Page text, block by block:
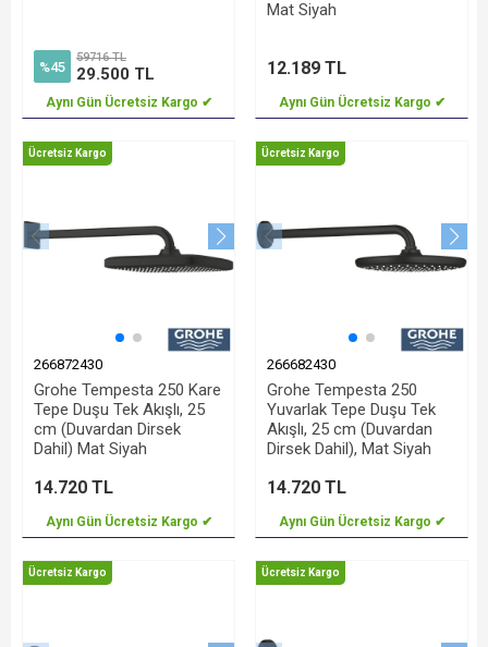
%45
59716 TL
29.500 TL
Aynı Gün Ücretsiz Kargo ✔
Mat Siyah
12.189 TL
Aynı Gün Ücretsiz Kargo ✔
Ücretsiz Kargo
266872430
Grohe Tempesta 250 Kare
Tepe Duşu Tek Akışlı, 25
cm (Duvardan Dirsek
Dahil) Mat Siyah
14.720 TL
Aynı Gün Ücretsiz Kargo ✔
Ücretsiz Kargo
266682430
Grohe Tempesta 250
Yuvarlak Tepe Duşu Tek
Akışlı, 25 cm (Duvardan
Dirsek Dahil), Mat Siyah
14.720 TL
Aynı Gün Ücretsiz Kargo ✔
Ücretsiz Kargo Ücretsiz Kargo